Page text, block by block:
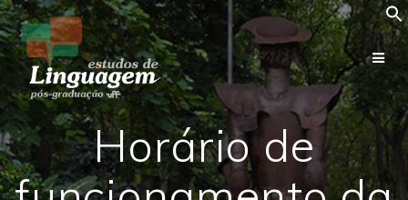
Skip
content
Horário de